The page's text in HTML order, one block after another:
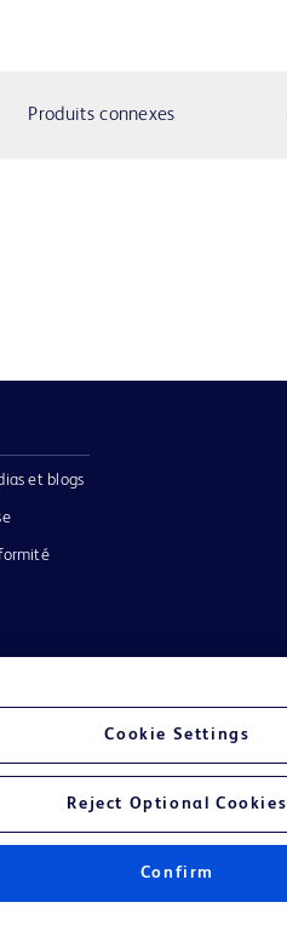
Produits connexes
et blogs
Cookie Settings
Reject Optional Cookies
Confirm